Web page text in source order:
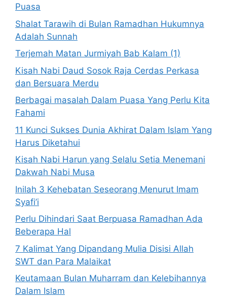
Puasa
Shalat Tarawih di Bulan Ramadhan Hukumnya
Adalah Sunnah
Terjemah Matan Jurmiyah Bab Kalam (1)
Kisah Nabi Daud Sosok Raja Cerdas Perkasa
dan Bersuara Merdu
Berbagai masalah Dalam Puasa Yang Perlu Kita
Fahami
11 Kunci Sukses Dunia Akhirat Dalam Islam Yang
Harus Diketahui
Kisah Nabi Harun yang Selalu Setia Menemani
Dakwah Nabi Musa
Inilah 3 Kehebatan Seseorang Menurut Imam
Syafi’i
Perlu Dihindari Saat Berpuasa Ramadhan Ada
Beberapa Hal
7 Kalimat Yang Dipandang Mulia Disisi Allah
SWT dan Para Malaikat
Keutamaan Bulan Muharram dan Kelebihannya
Dalam Islam